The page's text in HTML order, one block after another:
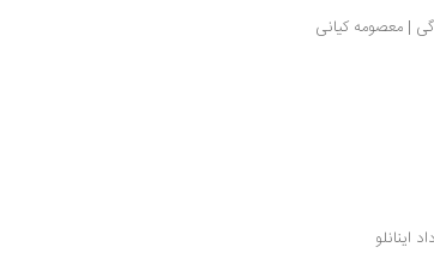
| معصومه کیانی